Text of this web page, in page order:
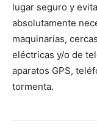
lugar seguro y
absolutamente
maquinarias,
eléctricas y/o de
aparatos GPS,
tormenta.